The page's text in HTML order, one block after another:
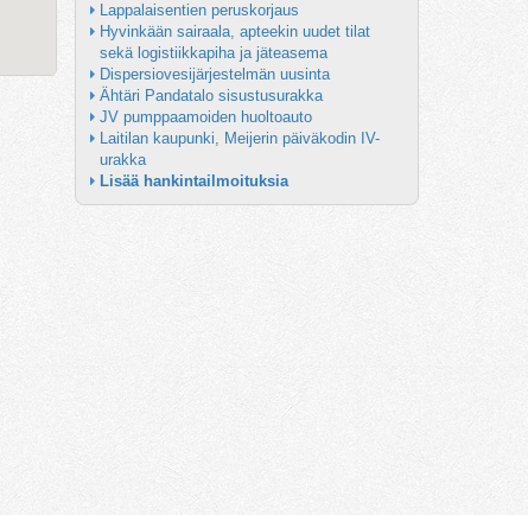
Lappalaisentien peruskorjaus
Hyvinkään sairaala, apteekin uudet tilat
sekä logistiikkapiha ja jäteasema
Dispersiovesijärjestelmän uusinta
Ähtäri Pandatalo sisustusurakka
JV pumppaamoiden huoltoauto
Laitilan kaupunki, Meijerin päiväkodin IV-
urakka
Lisää hankintailmoituksia